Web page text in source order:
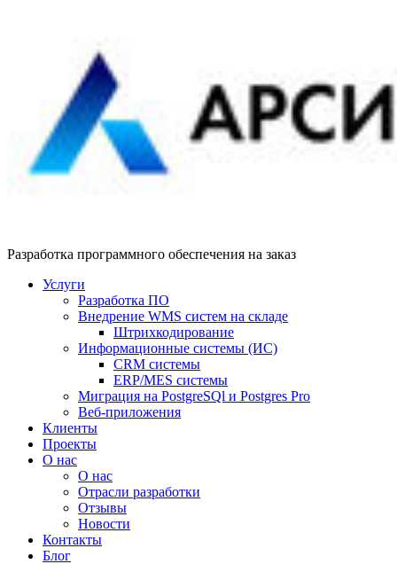
Разработка программного обеспечения на заказ
Услуги
Разработка ПО
Внедрение WMS систем на складе
Штрихкодирование
Информационные системы (ИС)
CRM системы
ERP/MES системы
Миграция на PostgreSQl и Postgres Pro
Веб-приложения
Клиенты
Проекты
О нас
О нас
Отрасли разработки
Отзывы
Новости
Контакты
Блог